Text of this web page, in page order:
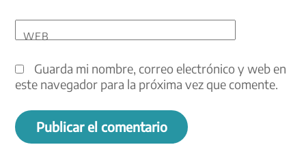
WEB
Guarda mi nombre, correo electrónico y web en
este navegador para la próxima vez que comente.